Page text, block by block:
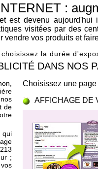
:
est devenu
visitées par des
vendre vos produits et
la durée
DANS NOS
de
;
Choisissez une
AFFICHAGE DE